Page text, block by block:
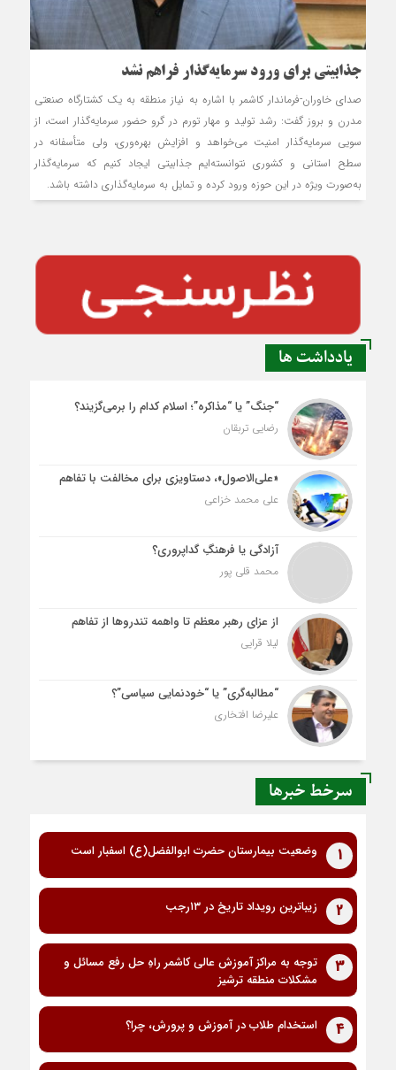
جذابيتي براي ورود سرمایه‌گذار فراهم نشد
صدای خاوران-فرماندار کاشمر با اشاره به نياز منطقه به يک کشتارگاه صنعتي
مدرن و بروز گفت: رشد توليد و مهار تورم در گرو حضور سرمایه‌گذار است، از
سويي سرمایه‌گذار امنيت می‌خواهد و افزايش بهره‌وری، ولي متأسفانه در
سطح استاني و کشوري نتوانسته‌ایم جذابيتي ايجاد کنيم که سرمایه‌گذار
به‌صورت ويژه در اين حوزه ورود کرده و تمايل به سرمایه‌گذاري داشته باشد.
یادداشت ها
“جنگ” یا “مذاکره”؛ اسلام کدام را برمی‌گزیند؟
رضایی تربقان
«علی‌الاصول»، دستاویزی برای مخالفت با تفاهم
علی محمد خزاعی
آزادگی یا فرهنگِ گداپروری؟
محمد قلی پور
از عزای رهبر معظم تا واهمه تندروها از تفاهم
لیلا قرایی
“مطالبه‌گری” یا “خودنمایی سیاسی”؟
علیرضا افتخاری
سرخط خبرها
1 وضعیت بیمارستان حضرت ابوالفضل(ع) اسفبار است
2 زیباترین رویداد تاریخ در ۱۳رجب
3
توجه به مراکز آموزش عالی کاشمر راهِ حل رفع مسائل و
مشکلات منطقه ترشیز
4 استخدام طلاب در آموزش و پرورش، چرا؟